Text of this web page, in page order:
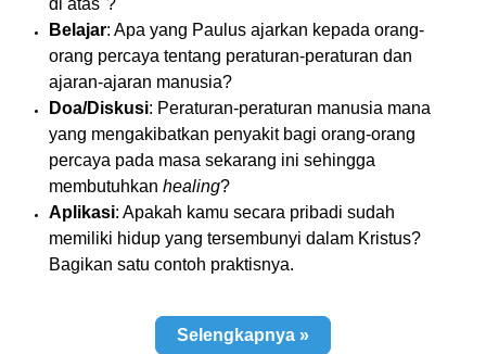
di atas"?
Belajar: Apa yang Paulus ajarkan kepada orang-
orang percaya tentang peraturan-peraturan dan
ajaran-ajaran manusia?
Doa/Diskusi: Peraturan-peraturan manusia mana
yang mengakibatkan penyakit bagi orang-orang
percaya pada masa sekarang ini sehingga
membutuhkan healing?
Aplikasi: Apakah kamu secara pribadi sudah
memiliki hidup yang tersembunyi dalam Kristus?
Bagikan satu contoh praktisnya.
Selengkapnya »